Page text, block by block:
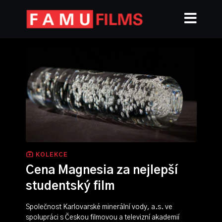
KOLEKCE
Cena Magnesia za nejlepší
studentský film
Společnost Karlovarské minerální vody, a.s. ve
spolupráci s Českou filmovou a televizní akademií